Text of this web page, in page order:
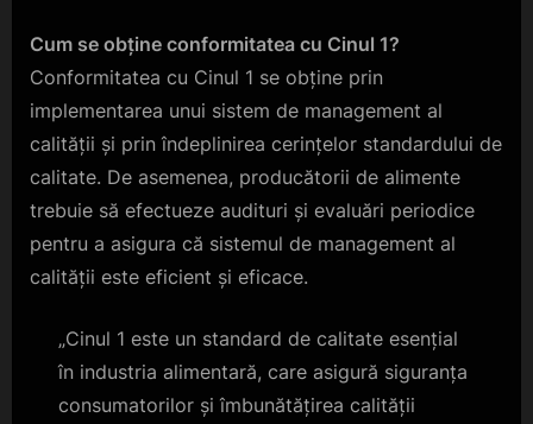
Cum se obține conformitatea cu Cinul 1?
Conformitatea cu Cinul 1 se obține prin
implementarea unui sistem de management al
calității și prin îndeplinirea cerințelor standardului de
calitate. De asemenea, producătorii de alimente
trebuie să efectueze audituri și evaluări periodice
pentru a asigura că sistemul de management al
calității este eficient și eficace.
„Cinul 1 este un standard de calitate esențial
în industria alimentară, care asigură siguranța
consumatorilor și îmbunătățirea calității